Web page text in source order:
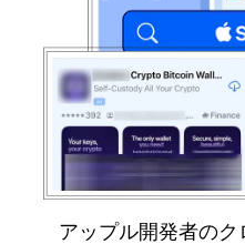
アップル開発者のク